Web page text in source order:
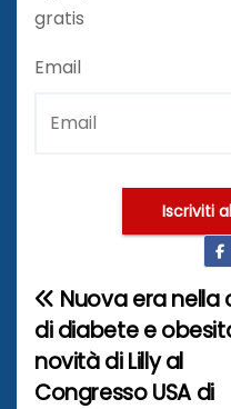
gratis
Email
Iscriviti
N
a
Nuova era nella
di diabete e
novità di Lilly al
Congresso USA di